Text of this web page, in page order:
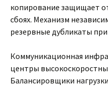
копирование защищает
сбоях. Механизм
резервные дубликаты
Коммуникационная
центры
Балансировщики